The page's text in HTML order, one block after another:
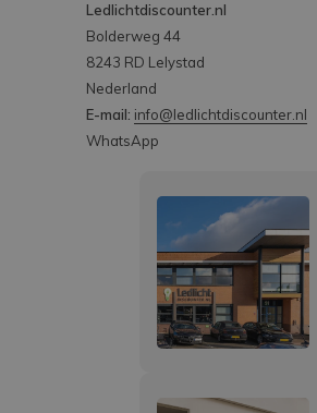
Ledlichtdiscounter.nl
Bolderweg 44
8243 RD Lelystad
Nederland
E-mail: info@ledlichtdiscounter.nl
WhatsApp